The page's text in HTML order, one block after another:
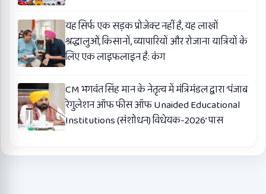
यह सिर्फ एक सड़क प्रोजेक्ट नहीं है, यह लाखों
श्रद्धालुओं, किसानों, व्यापारियों और रोजाना यात्रियों के
लिए एक लाइफलाइन है: कंग
CM भगवंत सिंह मान के नेतृत्व में मंत्रिमंडल द्वारा ‘पंजाब
रेगुलेशन ऑफ फीस ऑफ Unaided Educational
Institutions (संशोधन) विधेयक-2026’ पास